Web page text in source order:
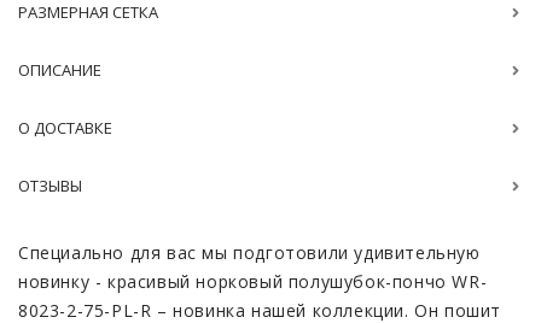
РАЗМЕРНАЯ СЕТКА
ОПИСАНИЕ
О ДОСТАВКЕ
ОТЗЫВЫ
Специально для вас мы подготовили удивительную
новинку - красивый норковый полушубок-пончо WR-
8023-2-75-PL-R – новинка нашей коллекции. Он пошит